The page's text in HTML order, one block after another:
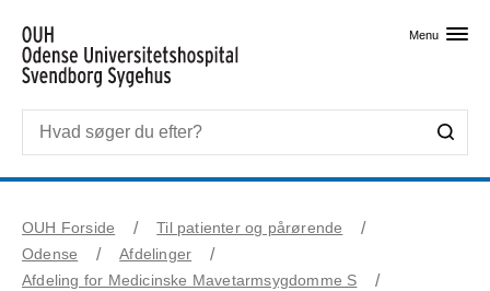
Menu
OUH Forside
Til patienter og pårørende
Odense
Afdelinger
Afdeling for Medicinske Mavetarmsygdomme S